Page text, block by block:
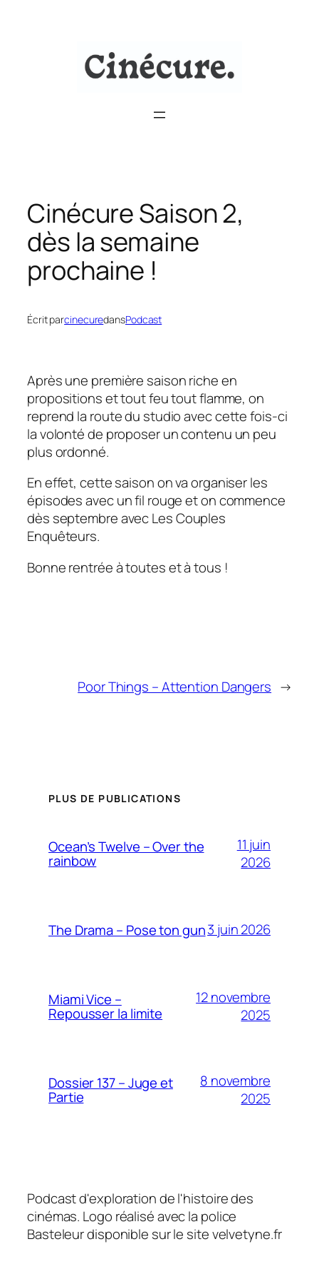
Cinécure Saison 2,
dès la semaine
prochaine !
Écrit parcinecuredansPodcast
Après une première saison riche en
propositions et tout feu tout flamme, on
reprend la route du studio avec cette fois-ci
la volonté de proposer un contenu un peu
plus ordonné.
En effet, cette saison on va organiser les
épisodes avec un fil rouge et on commence
dès septembre avecLes Couples
Enquêteurs.
Bonne rentrée à toutes et à tous !
Poor Things – Attention Dangers →
PLUS DE PUBLICATIONS
Ocean’s Twelve – Over the
rainbow
11 juin
2026
The Drama – Pose ton gun3 juin 2026
Miami Vice –
Repousser la limite
12 novembre
2025
Dossier 137 – Juge et
Partie
8 novembre
2025
Podcast d'exploration de l'histoire des
cinémas. Logo réalisé avec la police
Basteleur disponible sur le site velvetyne.fr